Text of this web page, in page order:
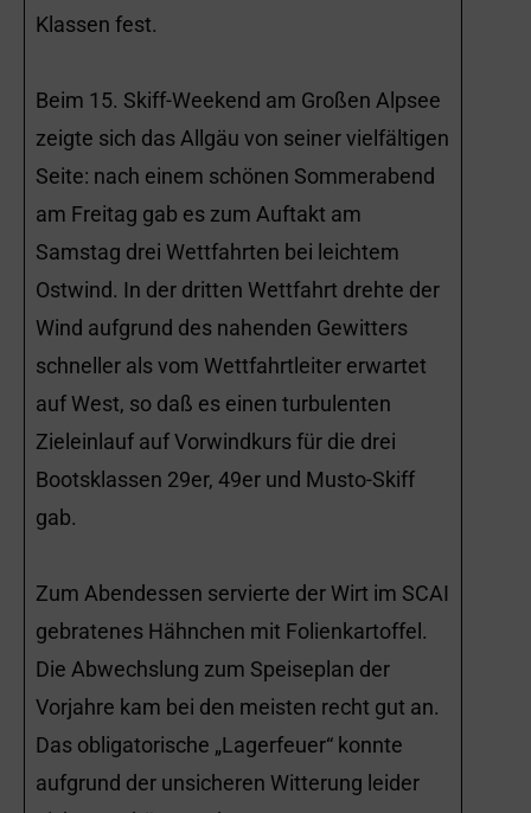
Klassen fest.
Beim 15. Skiff-Weekend am Großen Alpsee
zeigte sich das Allgäu von seiner vielfältigen
Seite: nach einem schönen Sommerabend
am Freitag gab es zum Auftakt am
Samstag drei Wettfahrten bei leichtem
Ostwind. In der dritten Wettfahrt drehte der
Wind aufgrund des nahenden Gewitters
schneller als vom Wettfahrtleiter erwartet
auf West, so daß es einen turbulenten
Zieleinlauf auf Vorwindkurs für die drei
Bootsklassen 29er, 49er und Musto-Skiff
gab.
Zum Abendessen servierte der Wirt im SCAI
gebratenes Hähnchen mit Folienkartoffel.
Die Abwechslung zum Speiseplan der
Vorjahre kam bei den meisten recht gut an.
Das obligatorische „Lagerfeuer“ konnte
aufgrund der unsicheren Witterung leider